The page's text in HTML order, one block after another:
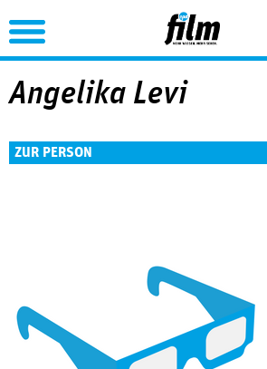
Jump to Navigation
Angelika Levi
ZUR PERSON